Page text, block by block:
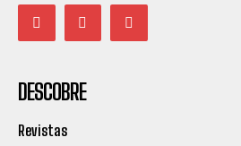
DESCOBRE
Revistas